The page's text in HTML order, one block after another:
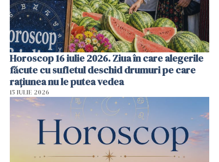
Horoscop 16 iulie 2026. Ziua în care alegerile
făcute cu sufletul deschid drumuri pe care
rațiunea nu le putea vedea
15 IULIE 2026